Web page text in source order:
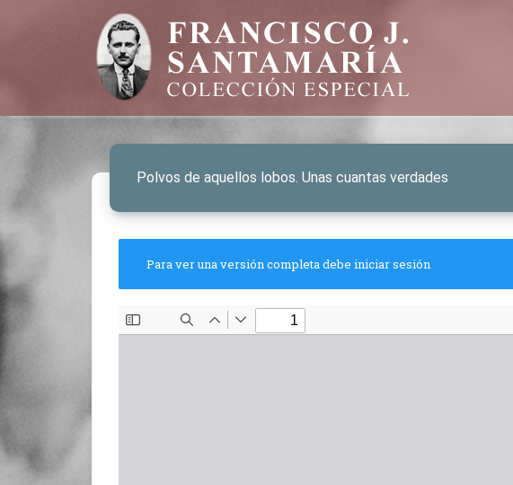
Polvos de aquellos lobos. Unas cuantas verdades
Para ver una versión completa debe iniciar sesión